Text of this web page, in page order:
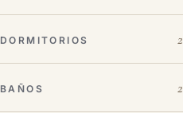
DORMITORIOS 2
BAÑOS 2